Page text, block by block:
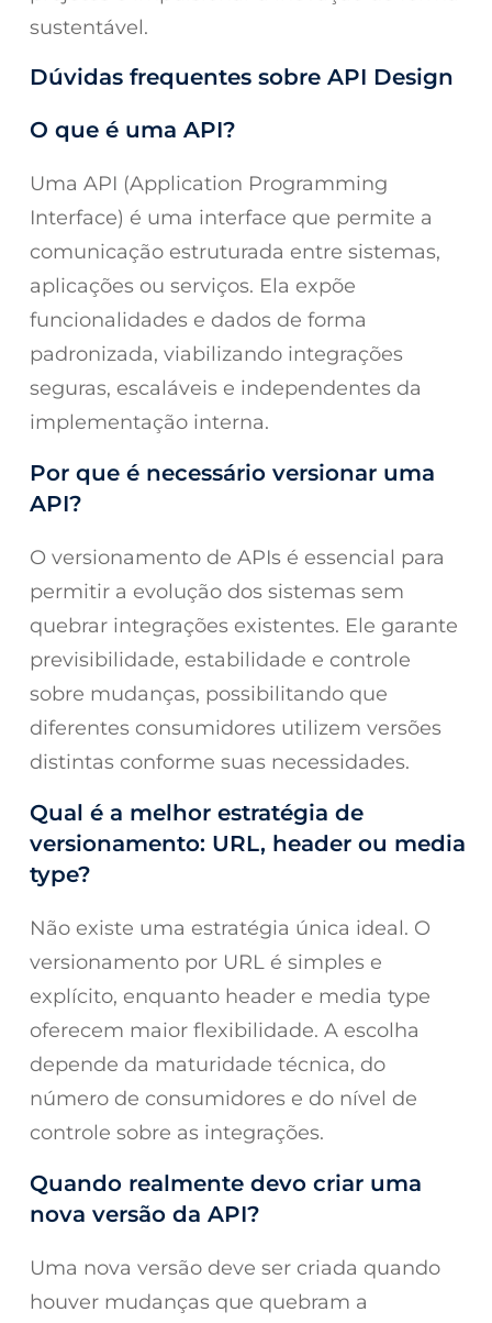
sustentável.
Dúvidas frequentes sobre API Design
O que é uma API?
Uma API (Application Programming
Interface) é uma interface que permite a
comunicação estruturada entre sistemas,
aplicações ou serviços. Ela expõe
funcionalidades e dados de forma
padronizada, viabilizando integrações
seguras, escaláveis e independentes da
implementação interna.
Por que é necessário versionar uma
API?
O versionamento de APIs é essencial para
permitir a evolução dos sistemas sem
quebrar integrações existentes. Ele garante
previsibilidade, estabilidade e controle
sobre mudanças, possibilitando que
diferentes consumidores utilizem versões
distintas conforme suas necessidades.
Qual é a melhor estratégia de
versionamento: URL, header ou media
type?
Não existe uma estratégia única ideal. O
versionamento por URL é simples e
explícito, enquanto header e media type
oferecem maior flexibilidade. A escolha
depende da maturidade técnica, do
número de consumidores e do nível de
controle sobre as integrações.
Quando realmente devo criar uma
nova versão da API?
Uma nova versão deve ser criada quando
houver mudanças que quebram a